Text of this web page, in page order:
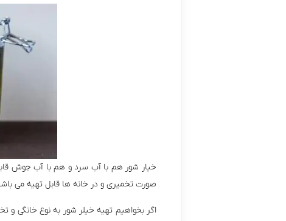
خیار شور هم با آب سرد و هم با آب جوش
صورت تخمیری و در خانه ها قابل تهیه می
اگر بخواهیم تهیه خیلر شور به نوع خانگی و